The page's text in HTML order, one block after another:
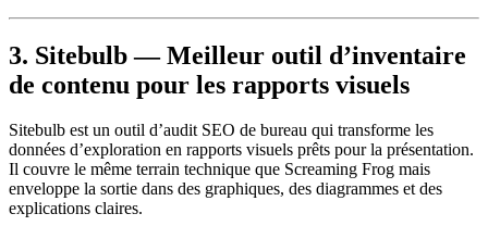
3. Sitebulb — Meilleur outil d’inventaire
de contenu pour les rapports visuels
Sitebulb est un outil d’audit SEO de bureau qui transforme les
données d’exploration en rapports visuels prêts pour la présentation.
Il couvre le même terrain technique que Screaming Frog mais
enveloppe la sortie dans des graphiques, des diagrammes et des
explications claires.